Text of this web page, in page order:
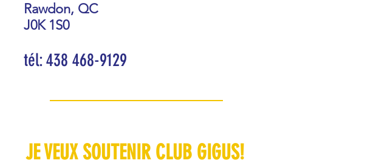
Rawdon, QC
J0K 1S0
tél: 438 468-9129
JE VEUX SOUTENIR CLUB GIGUS!